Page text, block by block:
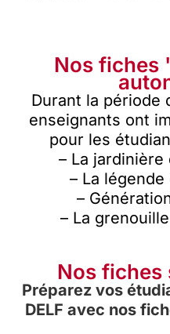
Nos fiches
Durant la période
enseignants ont
pour les
– La jardinière
– La
–
– La
Nos fiches
Préparez vos
DELF avec nos